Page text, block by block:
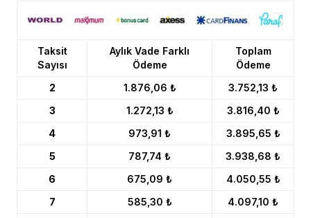
Taksit
Sayısı
Aylık Vade Farklı
Ödeme
Toplam
Ödeme
2
1.876,06 ₺
3.752,13 ₺
3
1.272,13 ₺
3.816,40 ₺
4
973,91 ₺
3.895,65 ₺
5
787,74 ₺
3.938,68 ₺
6
675,09 ₺
4.050,55 ₺
7
585,30 ₺
4.097,10 ₺